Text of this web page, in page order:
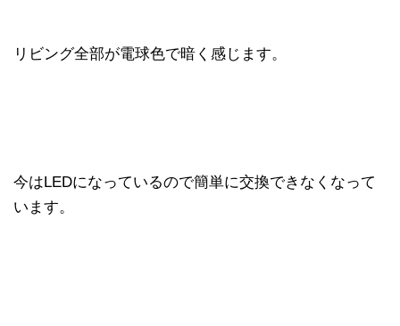
リビング全部が電球色で暗く感じます。
今はLEDになっているので簡単に交換できなくなって
います。